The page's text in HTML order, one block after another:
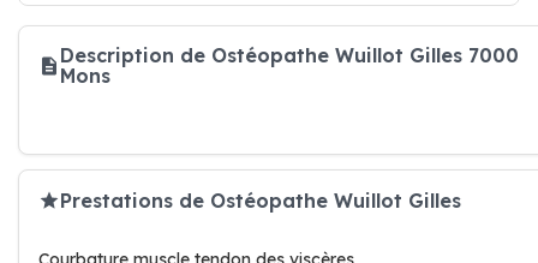
Description de Ostéopathe Wuillot Gilles 7000
Mons
Prestations de Ostéopathe Wuillot Gilles